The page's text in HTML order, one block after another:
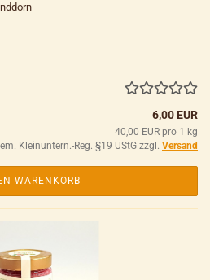
6,00 EUR
40,00 EUR pro 1 kg
Kleinuntern.-Reg. §19 UStG zzgl. Versand
WARENKORB